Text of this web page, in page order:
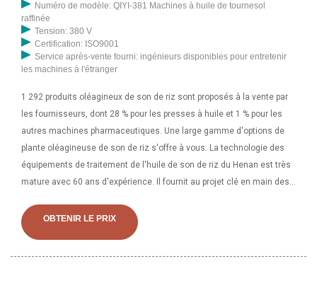
Numéro de modèle: QIYI-381 Machines à huile de tournesol
raffinée
Tension: 380 V
Certification: ISO9001
Service après-vente fourni: ingénieurs disponibles pour entretenir
les machines à l'étranger
1 292 produits oléagineux de son de riz sont proposés à la vente par
les fournisseurs, dont 28 % pour les presses à huile et 1 % pour les
autres machines pharmaceutiques. Une large gamme d'options de
plante oléagineuse de son de riz s'offre à vous. La technologie des
équipements de traitement de l'huile de son de riz du Henan est très
mature avec 60 ans d'expérience. Il fournit au projet clé en main des
prétraitement de l'huile de son de riz, l'usine d'huilerie de son de riz, ri
OBTENIR LE PRIX